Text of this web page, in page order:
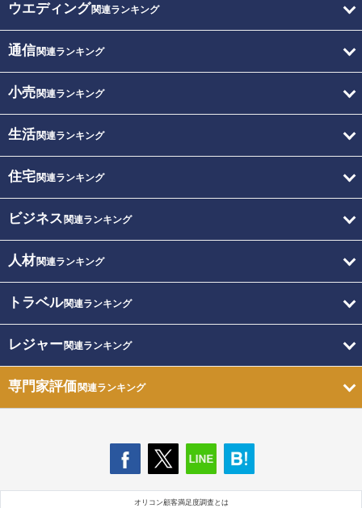
ウエディング関連ランキング
通信関連ランキング
小売関連ランキング
生活関連ランキング
住宅関連ランキング
ビジネス 関連ランキング
人材関連ランキング
トラベル関連ランキング
レジャー関連ランキング
専門家評価関連ランキング
オリコン顧客満足度調査とは